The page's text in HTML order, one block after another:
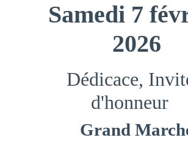
Samedi 7
2026
Dédicace,
d'honneur
Grand